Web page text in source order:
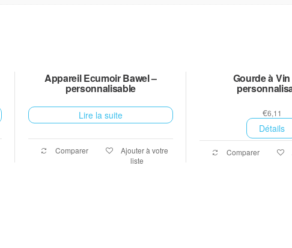
Appareil Ecumoir Bawel –
personnalisable
Lire la suite
Comparer
Ajouter à votre
liste
Gourde à
€6,11
Détails
Comparer